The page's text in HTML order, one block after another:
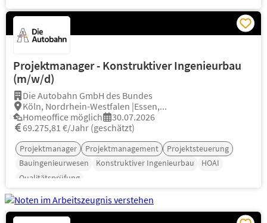
Projektmanager - Konstruktiver Ingenieurbau
(m/w/d)
Die Autobahn GmbH des Bundes
Köln, Nordrhein-Westfalen |Essen,...
Homeoffice möglich
30.07.2026
69.275,81 €/Jahr (geschätzt)
Projektmanager Projektmanagement
Projektsteuerung
Bauingenieurwesen
Konstruktiver Ingenieurbau
HOAI
Qualitätsprüfung